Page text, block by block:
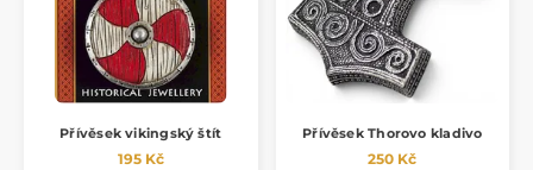
Přívěsek vikingský štít
195 Kč
Přívěsek Thorovo kladivo
250 Kč